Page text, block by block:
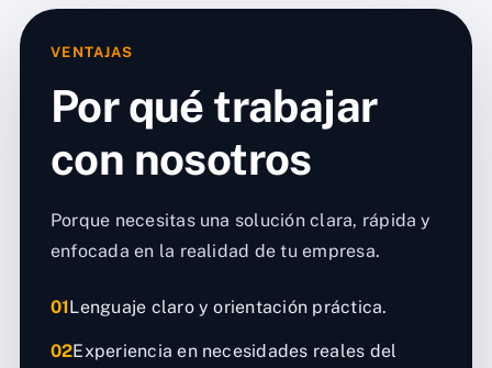
VENTAJAS
Por qué trabajar
con nosotros
Porque necesitas una solución clara, rápida y
enfocada en la realidad de tu empresa.
01Lenguaje claro y orientación práctica.
02Experiencia en necesidades reales del